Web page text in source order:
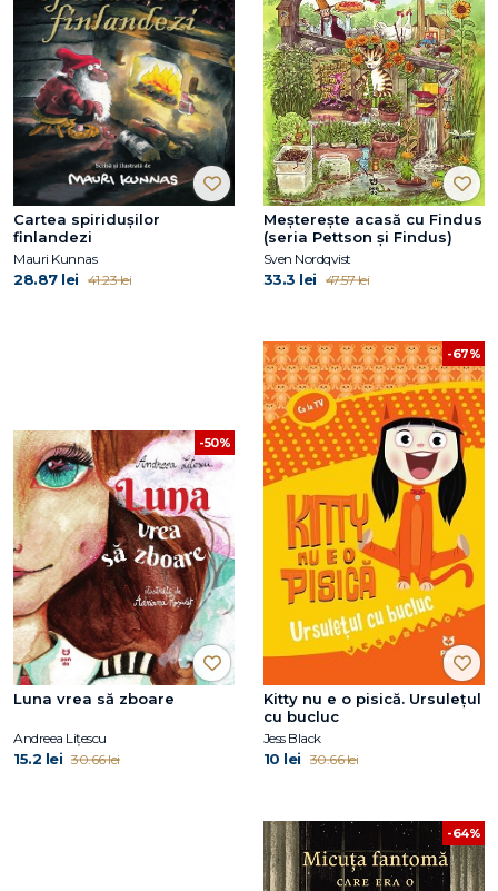
Cartea spiridușilor
finlandezi
Mauri Kunnas
28.87 lei 41.23 lei
Meșterește acasă cu Findus
(seria Pettson și Findus)
Sven Nordqvist
33.3 lei 47.57 lei
-50%
Luna vrea să zboare
Andreea Lițescu
15.2 lei 30.66 lei
-67%
Kitty nu e o pisică. Ursulețul
cu bucluc
Jess Black
10 lei 30.66 lei
-64%